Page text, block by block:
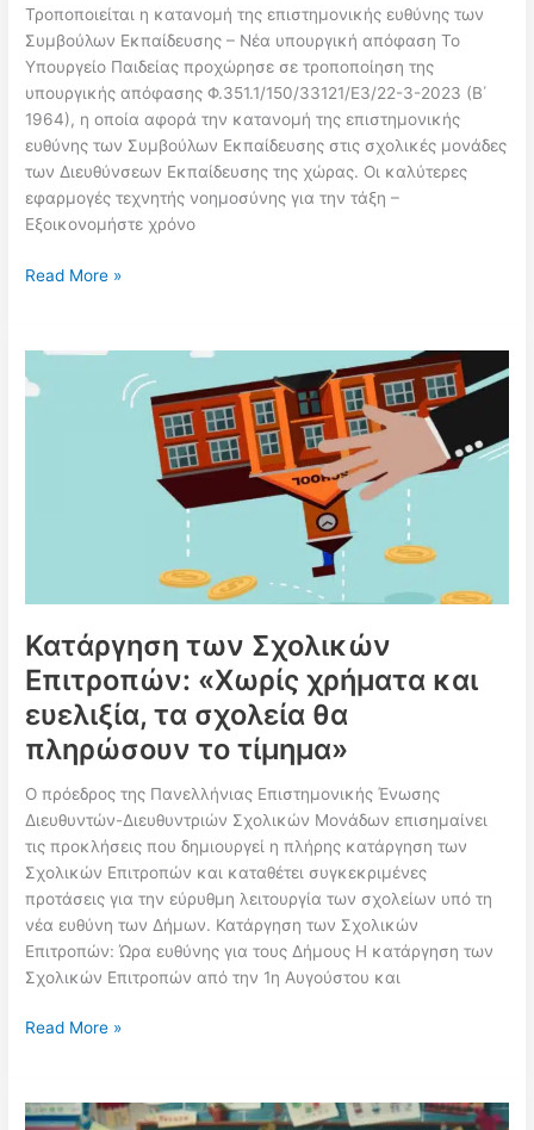
Τροποποιείται η κατανομή της επιστημονικής ευθύνης των
Συμβούλων Εκπαίδευσης – Νέα υπουργική απόφαση Το
Υπουργείο Παιδείας προχώρησε σε τροποποίηση της
υπουργικής απόφασης Φ.351.1/150/33121/Ε3/22-3-2023 (Β΄
1964), η οποία αφορά την κατανομή της επιστημονικής
ευθύνης των Συμβούλων Εκπαίδευσης στις σχολικές μονάδες
των Διευθύνσεων Εκπαίδευσης της χώρας. Οι καλύτερες
εφαρμογές τεχνητής νοημοσύνης για την τάξη –
Εξοικονομήστε χρόνο
Επιστημονική
μονάδων:
Οι
Read More »
Κατάργηση των Σχολικών
Επιτροπών: «Χωρίς χρήματα και
ευελιξία, τα σχολεία θα
πληρώσουν το τίμημα»
Ο πρόεδρος της Πανελλήνιας Επιστημονικής Ένωσης
Διευθυντών-Διευθυντριών Σχολικών Μονάδων επισημαίνει
τις προκλήσεις που δημιουργεί η πλήρης κατάργηση των
Σχολικών Επιτροπών και καταθέτει συγκεκριμένες
προτάσεις για την εύρυθμη λειτουργία των σχολείων υπό τη
νέα ευθύνη των Δήμων. Κατάργηση των Σχολικών
Επιτροπών: Ώρα ευθύνης για τους Δήμους Η κατάργηση των
Σχολικών Επιτροπών από την 1η Αυγούστου και
Κατάργηση
Επιτροπών:
Read More »